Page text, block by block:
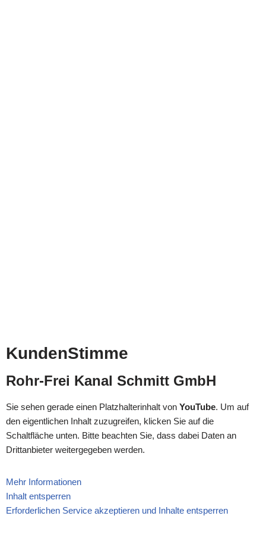
KundenStimme
Rohr-Frei Kanal Schmitt GmbH
Sie sehen gerade einen Platzhalterinhalt von YouTube. Um auf
den eigentlichen Inhalt zuzugreifen, klicken Sie auf die
Schaltfläche unten. Bitte beachten Sie, dass dabei Daten an
Drittanbieter weitergegeben werden.
Mehr Informationen
Inhalt entsperren
Erforderlichen Service akzeptieren und Inhalte entsperren